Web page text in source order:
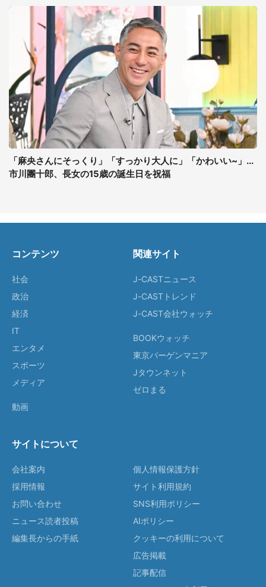
「麻央さんにそっくり」「すっかり大人に」「かわいい~」...
市川團十郎、長女の15歳の誕生日を祝福
コンテンツ
社会
政治
経済
IT
エンタメ
スポーツ
メディア
動画
関連サイト
J-CASTニュース
J-CASTトレンド
J-CAST会社ウォッチ
BOOKウォッチ
東京バーゲンマニア
Jタウンネット
ゼロまる
サイトについて
会社案内
採用情報
お問い合わせ
ニュース読者投稿
編集長からの手紙
個人情報保護方針
サイト利用規約
SNS利用ポリシー
AIポリシー
クッキーの利用について
広告掲載
記事配信